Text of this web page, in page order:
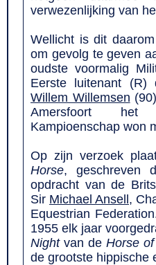
verwezenlijking van
Wellicht is dit
om gevolg te geven
oudste voormalig
Eerste luitenant (R)
Willem Willemsen
Amersfoort het
Kampioenschap won
Op zijn verzoek
Horse, geschreven
opdracht van de
Sir Michael Ansell ,
Equestrian
1955 elk jaar
Nightvan de Horse
de grootste hippische